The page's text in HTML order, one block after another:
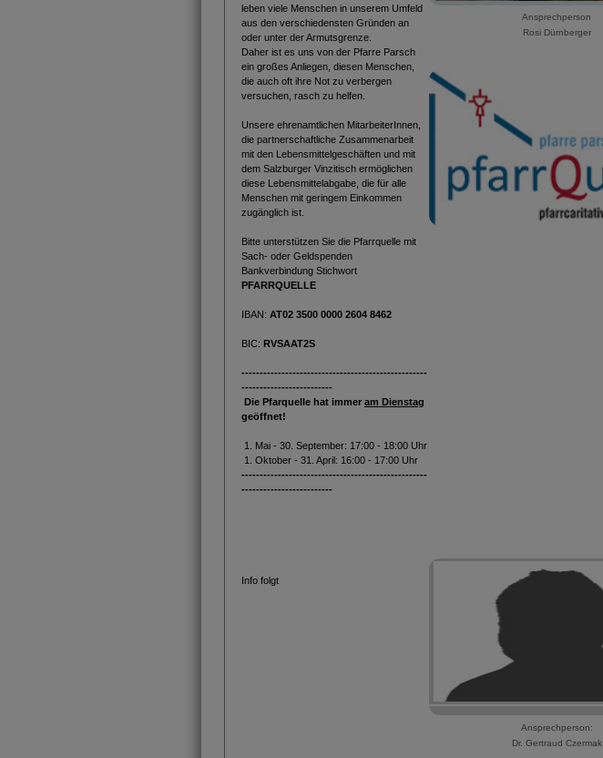
leben viele Menschen in unserem Umfeld
aus den verschiedensten Gründen an
oder unter der Armutsgrenze.
Daher ist es uns von der Pfarre Parsch
ein großes Anliegen, diesen Menschen,
die auch oft ihre Not zu verbergen
versuchen, rasch zu helfen.
Unsere ehrenamtlichen MitarbeiterInnen,
die partnerschaftliche Zusammenarbeit
mit den Lebensmittelgeschäften und mit
dem Salzburger Vinzitisch ermöglichen
diese Lebensmittelabgabe, die für alle
Menschen mit geringem Einkommen
zugänglich ist.
Bitte unterstützen Sie die Pfarrquelle mit
Sach- oder Geldspenden
Bankverbindung Stichwort
PFARRQUELLE
IBAN: AT02 3500 0000 2604 8462
BIC: RVSAAT2S
---------------------------------------------------
-------------------------
Die Pfarquelle hat immer am Dienstag
geöffnet!
1. Mai - 30. September: 17:00 - 18:00 Uhr
1. Oktober - 31. April: 16:00 - 17:00 Uhr
---------------------------------------------------
-------------------------
Ansprechperson
Rosi Dürnberger
Info folgt
Ansprechperson:
Dr. Gertraud Czermak